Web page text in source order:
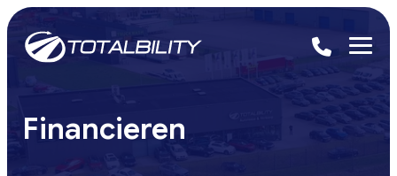
Financieren